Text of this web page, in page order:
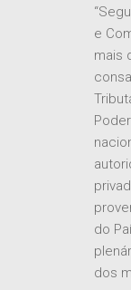
e
mais
do
dos